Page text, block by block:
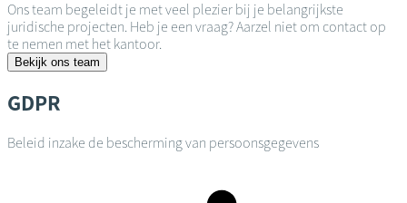
Ons team begeleidt je met veel plezier bij je belangrijkste
juridische projecten. Heb je een vraag? Aarzel niet om contact op
te nemen met het kantoor.
Bekijk ons team
GDPR
Beleid inzake de bescherming van persoonsgegevens